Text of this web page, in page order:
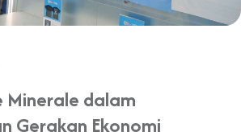
Minerale dalam
Gerakan Ekonomi